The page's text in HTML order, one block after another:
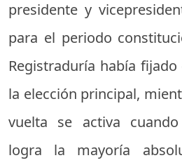
presidente y
para el periodo
Registraduría había
la elección principal,
vuelta se activa
logra la mayoría